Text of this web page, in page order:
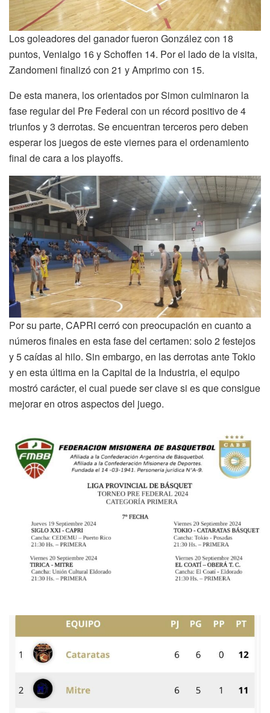
Los goleadores del ganador fueron González con 18
puntos, Venialgo 16 y Schoffen 14. Por el lado de la visita,
Zandomeni finalizó con 21 y Amprimo con 15.
De esta manera, los orientados por Simon culminaron la
fase regular del Pre Federal con un récord positivo de 4
triunfos y 3 derrotas. Se encuentran terceros pero deben
esperar los juegos de este viernes para el ordenamiento
final de cara a los playoffs.
Por su parte, CAPRI cerró con preocupación en cuanto a
números finales en esta fase del certamen: solo 2 festejos
y 5 caídas al hilo. Sin embargo, en las derrotas ante Tokio
y en esta última en la Capital de la Industria, el equipo
mostró carácter, el cual puede ser clave si es que consigue
mejorar en otros aspectos del juego.